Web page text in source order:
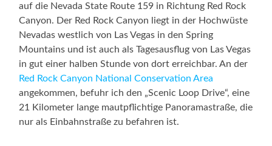
auf die Nevada State Route 159 in Richtung Red Rock
Canyon. Der Red Rock Canyon liegt in der Hochwüste
Nevadas westlich von Las Vegas in den Spring
Mountains und ist auch als Tagesausflug von Las Vegas
in gut einer halben Stunde von dort erreichbar. An der
Red Rock Canyon National Conservation Area
angekommen, befuhr ich den „Scenic Loop Drive“, eine
21 Kilometer lange mautpflichtige Panoramastraße, die
nur als Einbahnstraße zu befahren ist.